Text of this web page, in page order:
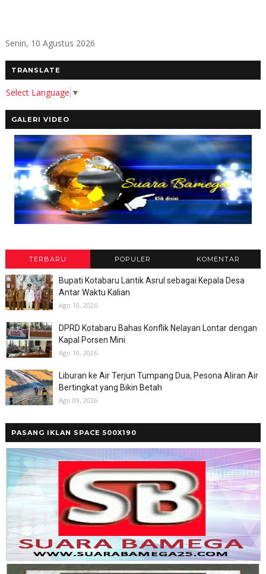
Senin, 10 Agustus 2026
TRANSLATE
Select Language ▼
GALERI VIDEO
TERBARU POPULER KOMENTAR
Bupati Kotabaru Lantik Asrul sebagai Kepala Desa
Antar Waktu Kalian
Ago 10, 2026
DPRD Kotabaru Bahas Konflik Nelayan Lontar dengan
Kapal Porsen Mini
Ago 10, 2026
Liburan ke Air Terjun Tumpang Dua, Pesona Aliran Air
Bertingkat yang Bikin Betah
Ago 09, 2026
PASANG IKLAN SPACE 500X190